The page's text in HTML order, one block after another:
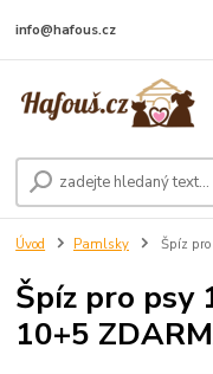
info@hafous.cz
Úvod Pamlsky Špíz
Špíz pro psy
10+5